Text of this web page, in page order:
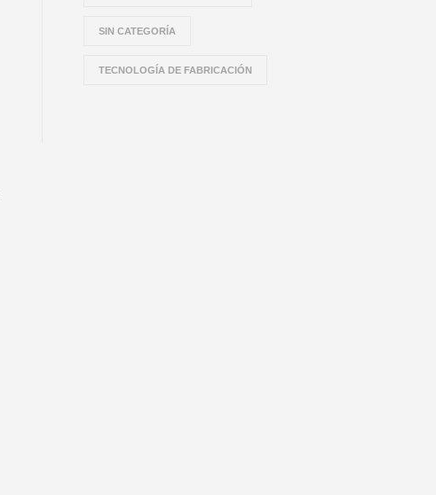
SIN CATEGORÍA
TECNOLOGÍA DE FABRICACIÓN